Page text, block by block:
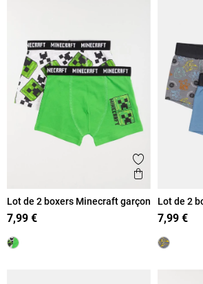
Ajouter aux
Aperçu rapide
Lot de 2 boxers Minecraft garçon
7,99 €
Lot de 2
garçon
7,99 €